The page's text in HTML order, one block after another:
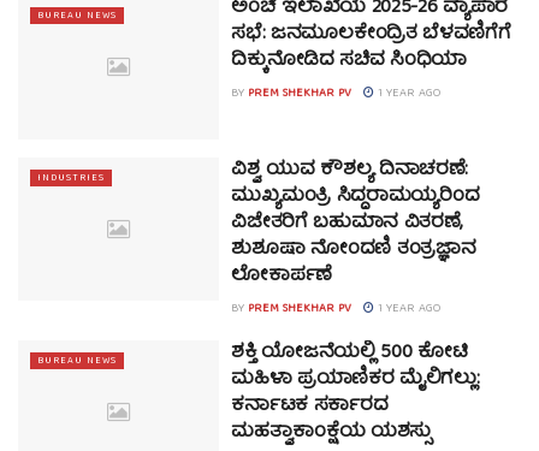
BUREAU NEWS ಅಂಚೆ ಇಲಾಖೆಯ 2025-26 ವ್ಯಾಪಾರ
ಸಭೆ: ಜನಮೂಲಕೇಂದ್ರಿತ ಬೆಳವಣಿಗೆಗೆ
ದಿಕ್ಕುನೋಡಿದ ಸಚಿವ ಸಿಂಧಿಯಾ
BY PREM SHEKHAR PV 1 YEAR AGO
INDUSTRIES ವಿಶ್ವ ಯುವ ಕೌಶಲ್ಯ ದಿನಾಚರಣೆ:
ಮುಖ್ಯಮಂತ್ರಿ ಸಿದ್ದರಾಮಯ್ಯರಿಂದ
ವಿಜೇತರಿಗೆ ಬಹುಮಾನ ವಿತರಣೆ,
ಶುಶೂಷಾ ನೋಂದಣಿ ತಂತ್ರಜ್ಞಾನ
ಲೋಕಾರ್ಪಣೆ
BY PREM SHEKHAR PV 1 YEAR AGO
BUREAU NEWS ಶಕ್ತಿ ಯೋಜನೆಯಲ್ಲಿ 500 ಕೋಟಿ
ಮಹಿಳಾ ಪ್ರಯಾಣಿಕರ ಮೈಲಿಗಲ್ಲು:
ಕರ್ನಾಟಕ ಸರ್ಕಾರದ
ಮಹತ್ವಾಕಾಂಕ್ಷೆಯ ಯಶಸ್ಸು